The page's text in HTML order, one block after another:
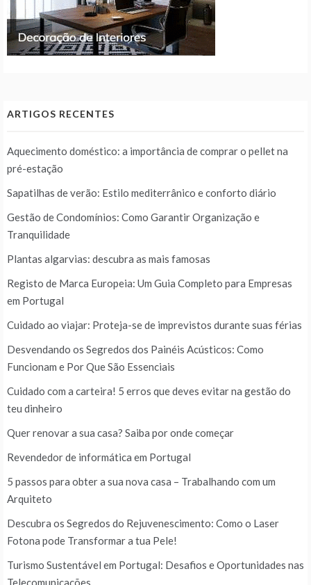
ARTIGOS RECENTES
Aquecimento doméstico: a importância de comprar o pellet na
pré-estação
Sapatilhas de verão: Estilo mediterrânico e conforto diário
Gestão de Condomínios: Como Garantir Organização e
Tranquilidade
Plantas algarvias: descubra as mais famosas
Registo de Marca Europeia: Um Guia Completo para Empresas
em Portugal
Cuidado ao viajar: Proteja-se de imprevistos durante suas férias
Desvendando os Segredos dos Painéis Acústicos: Como
Funcionam e Por Que São Essenciais
Cuidado com a carteira! 5 erros que deves evitar na gestão do
teu dinheiro
Quer renovar a sua casa? Saiba por onde começar
Revendedor de informática em Portugal
5 passos para obter a sua nova casa – Trabalhando com um
Arquiteto
Descubra os Segredos do Rejuvenescimento: Como o Laser
Fotona pode Transformar a tua Pele!
Turismo Sustentável em Portugal: Desafios e Oportunidades nas
Telecomunicações